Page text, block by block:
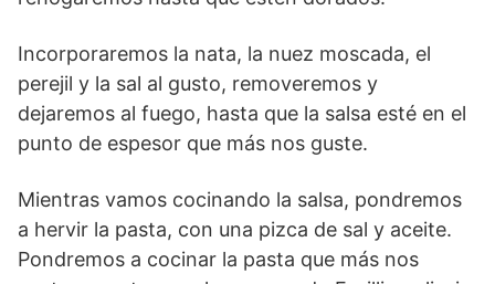
Incorporaremos la nata, la nuez moscada, el
perejil y la sal al gusto, removeremos y
dejaremos al fuego, hasta que la salsa esté en el
punto de espesor que más nos guste.
Mientras vamos cocinando la salsa, pondremos
a hervir la pasta, con una pizca de sal y aceite.
Pondremos a cocinar la pasta que más nos